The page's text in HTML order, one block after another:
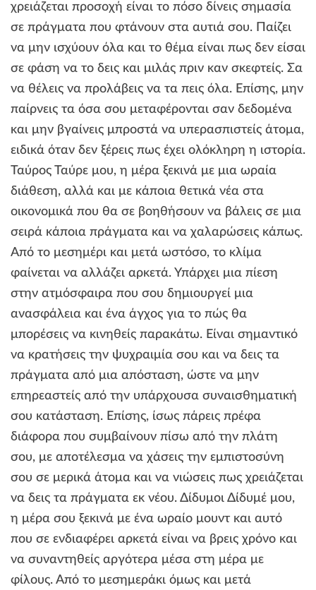
χρειάζεται προσοχή είναι το πόσο δίνεις σημασία
σε πράγματα που φτάνουν στα αυτιά σου. Παίζει
να μην ισχύουν όλα και το θέμα είναι πως δεν είσαι
σε φάση να το δεις και μιλάς πριν καν σκεφτείς. Σα
να θέλεις να προλάβεις να τα πεις όλα. Επίσης, μην
παίρνεις τα όσα σου μεταφέρονται σαν δεδομένα
και μην βγαίνεις μπροστά να υπερασπιστείς άτομα,
ειδικά όταν δεν ξέρεις πως έχει ολόκληρη η ιστορία.
Ταύρος Ταύρε μου, η μέρα ξεκινά με μια ωραία
διάθεση, αλλά και με κάποια θετικά νέα στα
οικονομικά που θα σε βοηθήσουν να βάλεις σε μια
σειρά κάποια πράγματα και να χαλαρώσεις κάπως.
Από το μεσημέρι και μετά ωστόσο, το κλίμα
φαίνεται να αλλάζει αρκετά. Υπάρχει μια πίεση
στην ατμόσφαιρα που σου δημιουργεί μια
ανασφάλεια και ένα άγχος για το πώς θα
μπορέσεις να κινηθείς παρακάτω. Είναι σημαντικό
να κρατήσεις την ψυχραιμία σου και να δεις τα
πράγματα από μια απόσταση, ώστε να μην
επηρεαστείς από την υπάρχουσα συναισθηματική
σου κατάσταση. Επίσης, ίσως πάρεις πρέφα
διάφορα που συμβαίνουν πίσω από την πλάτη
σου, με αποτέλεσμα να χάσεις την εμπιστοσύνη
σου σε μερικά άτομα και να νιώσεις πως χρειάζεται
να δεις τα πράγματα εκ νέου. Δίδυμοι Δίδυμέ μου,
η μέρα σου ξεκινά με ένα ωραίο μουντ και αυτό
που σε ενδιαφέρει αρκετά είναι να βρεις χρόνο και
να συναντηθείς αργότερα μέσα στη μέρα με
φίλους. Από το μεσημεράκι όμως και μετά